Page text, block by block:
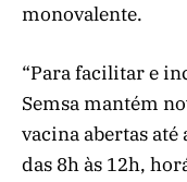
monovalente.
“Para facilitar e
Semsa mantém
vacina abertas até
das 8h às 12h,